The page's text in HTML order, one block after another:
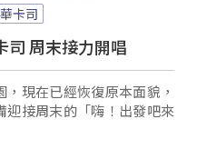
卡司
司 周末接力開唱
現在已經恢復原本面貌，
接周末的「嗨！出發吧來